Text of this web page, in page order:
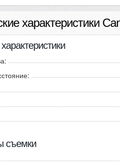
характеристики
съемки